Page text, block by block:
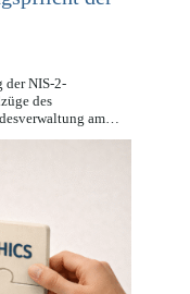
der
NIS-2-
des
am…